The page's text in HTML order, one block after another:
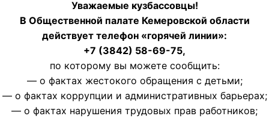
Уважаемые кузбассовцы!
В Общественной палате Кемеровской области
действует телефон «горячей линии»:
+7 (3842) 58-69-75,
по которому вы можете сообщить:
— о фактах жестокого обращения с детьми;
— о фактах коррупции и административных барьерах;
— о фактах нарушения трудовых прав работников;